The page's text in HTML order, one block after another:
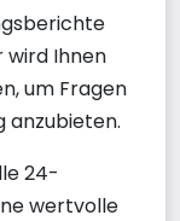
wird Ihnen
um Fragen
anzubieten.
24-
wertvolle